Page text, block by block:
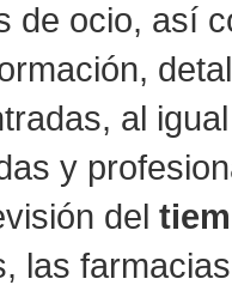
de ocio, así
al
y
del
las